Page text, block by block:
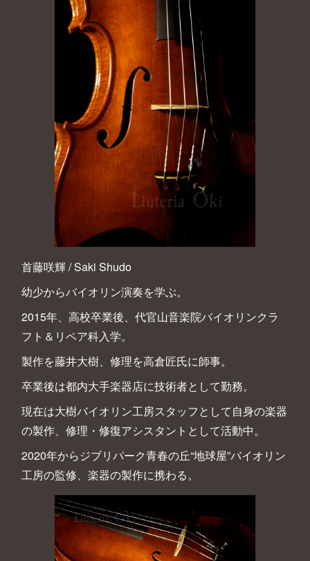
首藤咲輝 / Saki Shudo
幼少からバイオリン演奏を学ぶ。
2015年、高校卒業後、代官山音楽院バイオリンクラ
フト＆リペア科入学。
製作を藤井大樹、修理を高倉匠氏に師事。
卒業後は都内大手楽器店に技術者として勤務。
現在は大樹バイオリン工房スタッフとして自身の楽器
の製作、修理・修復アシスタントとして活動中。
2020年からジブリパーク青春の丘“地球屋”バイオリン
工房の監修、楽器の製作に携わる。